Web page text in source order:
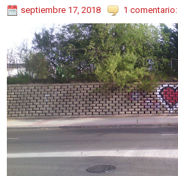
septiembre 17, 2018 1 comentario: